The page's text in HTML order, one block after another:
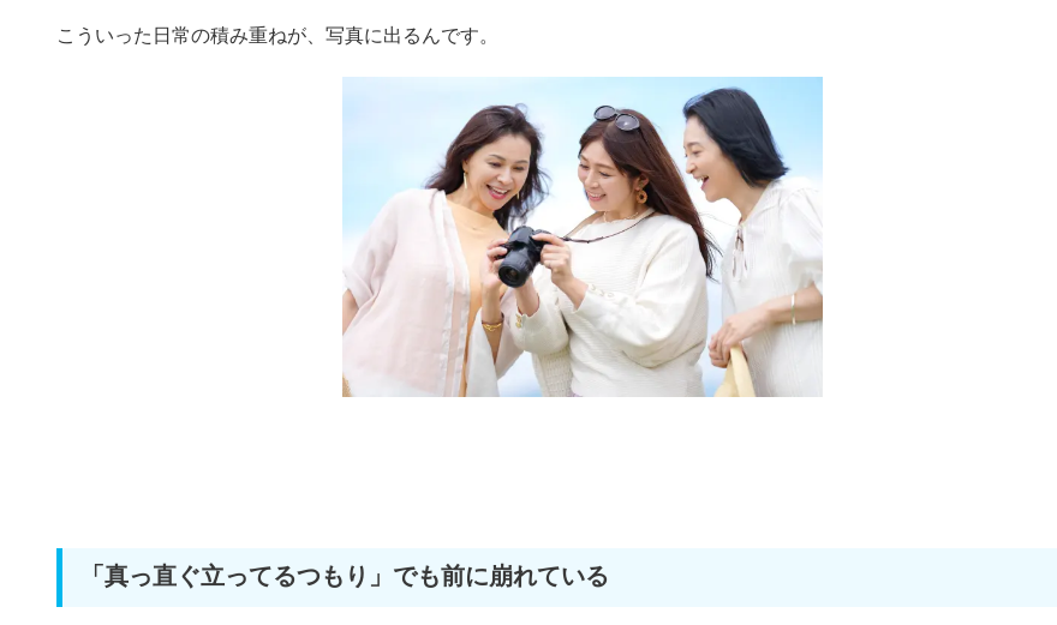
こういった日常の積み重ねが、写真に出るんです。
「真っ直ぐ立ってるつもり」でも前に崩れている